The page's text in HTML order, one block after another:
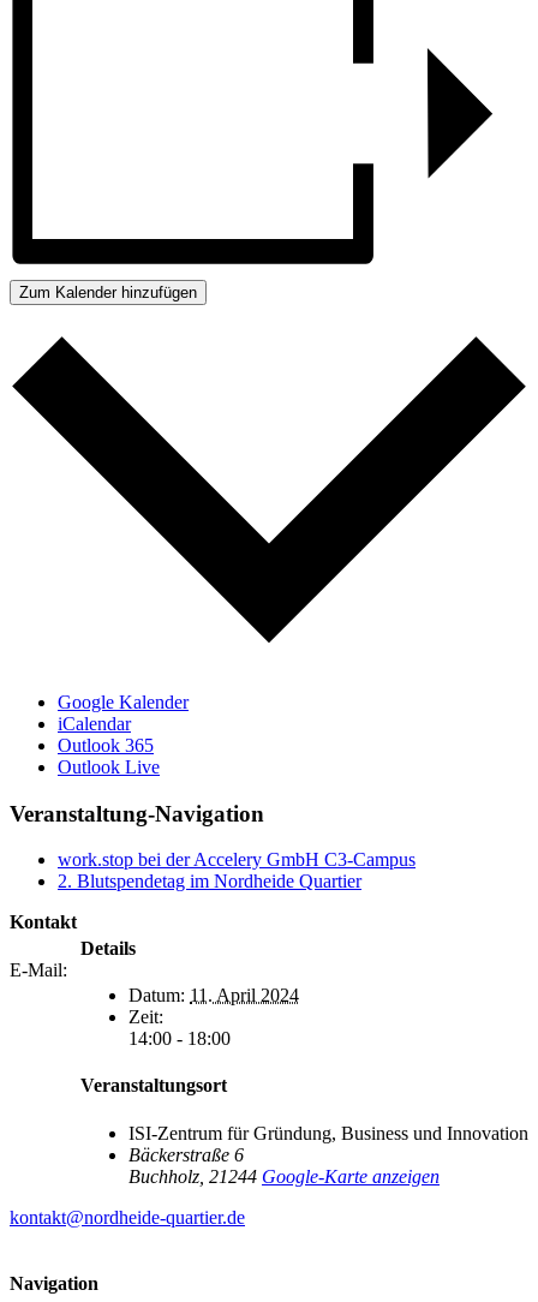
Zum Kalender hinzufügen
Google Kalender
iCalendar
Outlook 365
Outlook Live
Veranstaltung-Navigation
work.stop bei der Accelery GmbH C3-Campus
2. Blutspendetag im Nordheide Quartier
Details
Datum: 11. April 2024
Zeit:
14:00 - 18:00
Veranstaltungsort
ISI-Zentrum für Gründung, Business und Innovation
Bäckerstraße 6
Buchholz 21244 Google-Karte anzeigen
Kontakt
E-Mail:
kontakt@nordheide-quartier.de
Navigation